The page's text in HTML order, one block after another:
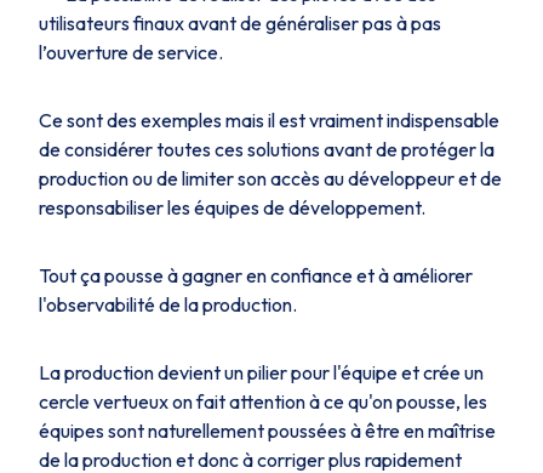
utilisateurs finaux avant de généraliser pas à pas
l’ouverture de service.
Ce sont des exemples mais il est vraiment indispensable
de considérer toutes ces solutions avant de protéger la
production ou de limiter son accès au développeur et de
responsabiliser les équipes de développement.
Tout ça pousse à gagner en confiance et à améliorer
l'observabilité de la production.
La production devient un pilier pour l'équipe et crée un
cercle vertueux on fait attention à ce qu'on pousse, les
équipes sont naturellement poussées à être en maîtrise
de la production et donc à corriger plus rapidement